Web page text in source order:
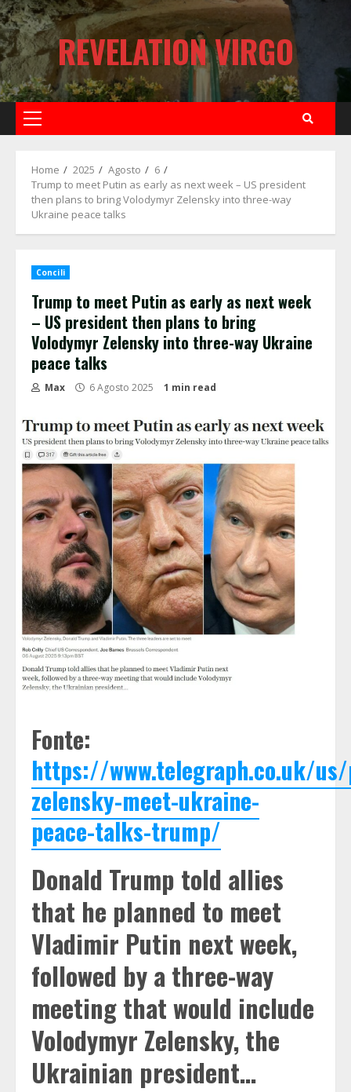
Skip
to
content
REVELATION VIRGO
Primary
Home 2025 Agosto
6
Trump to meet Putin as early as next week – US president
then plans to bring Volodymyr Zelensky into three-way
Ukraine peace talks
Concili
Trump to meet Putin as early as next week
– US president then plans to bring
Volodymyr Zelensky into three-way Ukraine
peace talks
Max 6 Agosto 2025 1 min read
Fonte:
https://www.telegraph.co.uk/
zelensky-meet-ukraine-
peace-talks-trump/
Donald Trump told allies
that he planned to meet
Vladimir Putin next week,
followed by a three-way
meeting that would include
Volodymyr Zelensky, the
Ukrainian president…